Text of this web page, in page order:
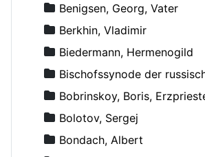
Benigsen, Georg, Vater
Berkhin, Vladimir
Biedermann, Hermenogild
Bischofssynode der russisch-
Bobrinskoy, Boris,
Bolotov, Sergej
Bondach, Albert